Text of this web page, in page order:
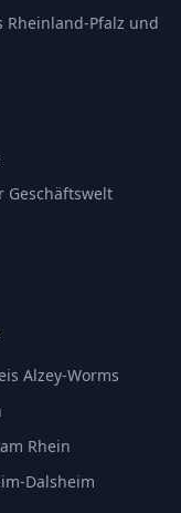
Rheinland-Pfalz und
Geschäftswelt
Alzey-Worms
Rhein
Dalsheim